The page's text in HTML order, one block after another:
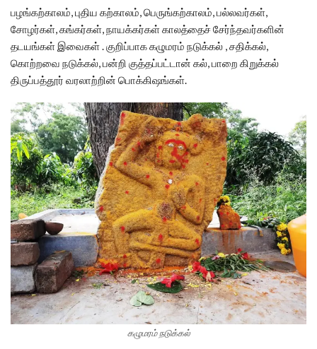
பழங்கற்காலம், புதிய கற்காலம், பெருங்கற்காலம், பல்லவர்கள்,
சோழர்கள், கங்கர்கள், நாயக்கர்கள் காலத்தைச் சேர்ந்தவர்களின்
தடயங்கள் இவைகள் . குறிப்பாக கழுமரம் நடுக்கல் , சதிக்கல்,
கொற்றவை நடுக்கல், பன்றி குத்தப்பட்டான் கல், பாறை கிறுக்கல்
திருப்பத்தூர் வரலாற்றின் பொக்கிஷங்கள்.
கழுமரம் நடுக்கல்